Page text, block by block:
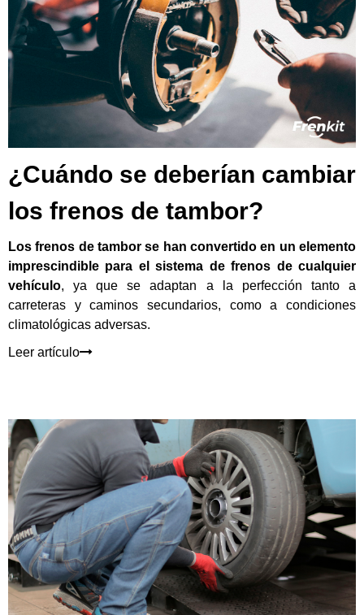
¿Cuándo se deberían cambiar
los frenos de tambor?
Los frenos de tambor se han convertido en un elemento
imprescindible para el sistema de frenos de cualquier
vehículo, ya que se adaptan a la perfección tanto a
carreteras y caminos secundarios, como a condiciones
climatológicas adversas.
Leer artículo